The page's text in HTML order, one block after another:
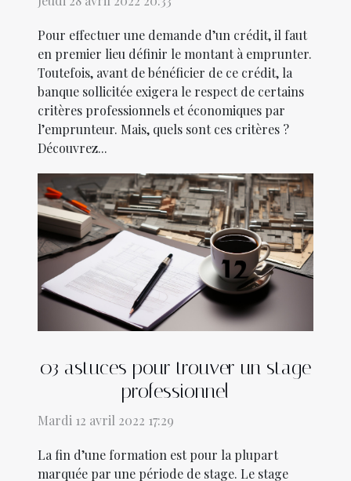
Pour effectuer une demande d’un crédit, il faut
en premier lieu définir le montant à emprunter.
Toutefois, avant de bénéficier de ce crédit, la
banque sollicitée exigera le respect de certains
critères professionnels et économiques par
l’emprunteur. Mais, quels sont ces critères ?
Découvrez...
03 astuces pour trouver un stage
professionnel
Mardi 12 avril 2022 17:29
La fin d’une formation est pour la plupart
marquée par une période de stage. Le stage